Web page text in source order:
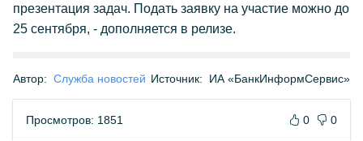
презентация задач. Подать заявку на участие можно до
25 сентября, - дополняется в релизе.
Автор: Служба новостей Источник: ИА «БанкИнформСервис»
Просмотров: 1851 0 0